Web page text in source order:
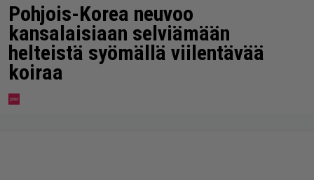
Pohjois-Korea neuvoo
kansalaisiaan selviämään
helteistä syömällä viilentävää
koiraa